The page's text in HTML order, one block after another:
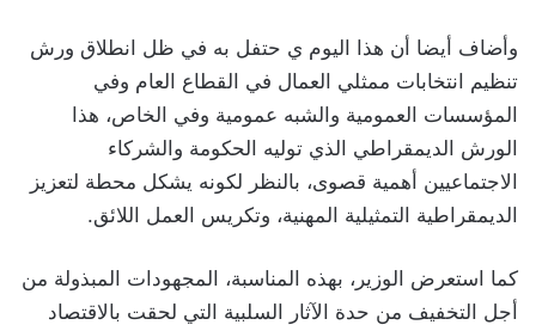
وأضاف أيضا أن هذا اليوم ي حتفل به في ظل انطلاق ورش
تنظيم انتخابات ممثلي العمال في القطاع العام وفي
المؤسسات العمومية والشبه عمومية وفي الخاص، هذا
الورش الديمقراطي الذي توليه الحكومة والشركاء
الاجتماعيين أهمية قصوى، بالنظر لكونه يشكل محطة لتعزيز
الديمقراطية التمثيلية المهنية، وتكريس العمل اللائق.
كما استعرض الوزير، بهذه المناسبة، المجهودات المبذولة من
أجل التخفيف من حدة الآثار السلبية التي لحقت بالاقتصاد